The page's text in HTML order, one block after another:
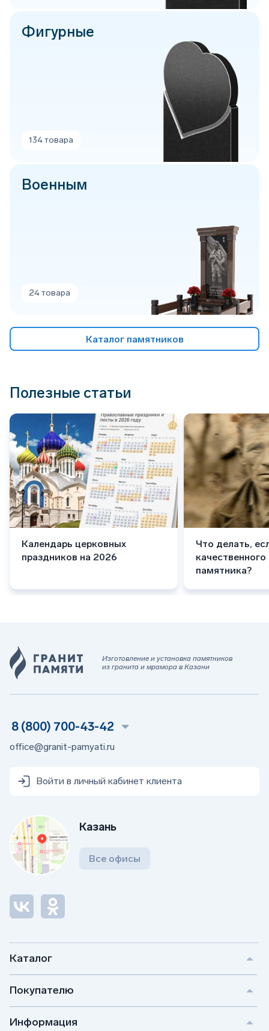
Фигурные
134 товара
Военным
24 товара
Каталог памятников
Полезные статьи
Календарь церковных
праздников на 2026
Что делать,
памятника?
Изготовление и установка памятников
из гранита и мрамора в Казани
Каталог
Покупателю
Информация
8 (800) 700-43-42
office@granit-pamyati.ru
Войти в личный кабинет клиента
Казань
Все офисы